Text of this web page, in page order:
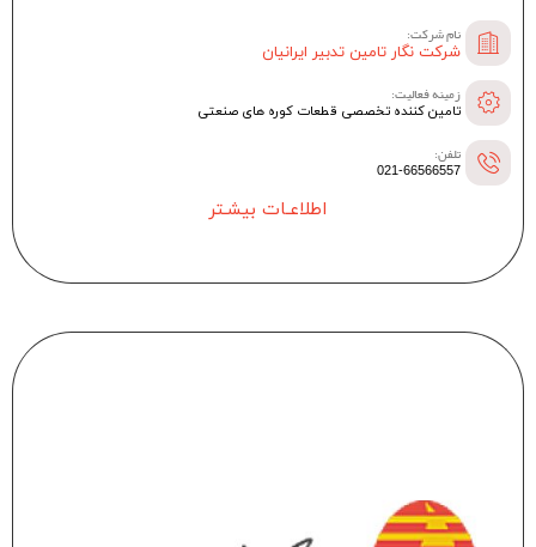
نام شرکت:
شرکت نگار تامین تدبیر ایرانیان
زمینه فعالیت:
تامین کننده تخصصی قطعات کوره های صنعتی
تلفن:
021-66566557
اطلاعـات بیشـتر